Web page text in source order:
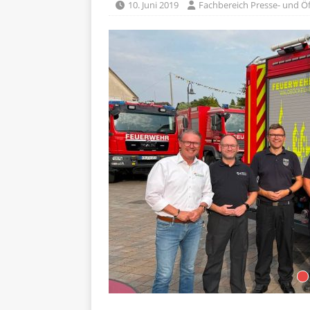
10. Juni 2019 Fachbereich Presse- und